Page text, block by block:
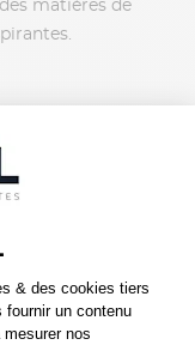
matières de
(BLEU